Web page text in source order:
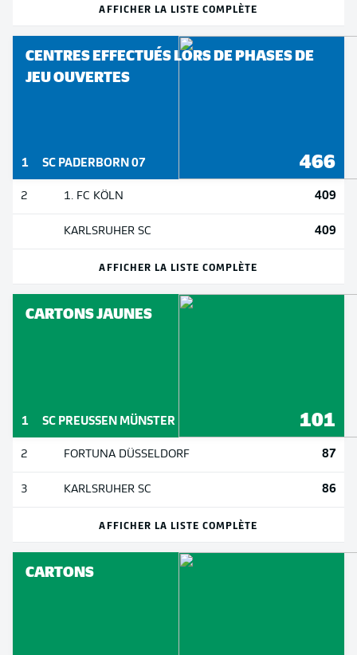
AFFICHER LA LISTE COMPLÈTE
CENTRES EFFECTUÉS LORS DE PHASES DE
JEU OUVERTES
1 SC PADERBORN 07 466
2 1. FC KÖLN 409
KARLSRUHER SC 409
AFFICHER LA LISTE COMPLÈTE
CARTONS JAUNES
1 SC PREUSSEN MÜNSTER 101
2 FORTUNA DÜSSELDORF 87
3 KARLSRUHER SC 86
AFFICHER LA LISTE COMPLÈTE
CARTONS